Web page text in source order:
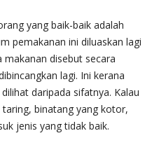
yang baik-baik adalah
pemakanan ini diluaskan lagi
makanan disebut secara
lagi. Ini kerana
daripada sifatnya. Kalau
binatang yang kotor,
jenis yang tidak baik.